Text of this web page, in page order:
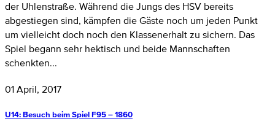
der Uhlenstraße. Während die Jungs des HSV bereits
abgestiegen sind, kämpfen die Gäste noch um jeden Punkt
um vielleicht doch noch den Klassenerhalt zu sichern. Das
Spiel begann sehr hektisch und beide Mannschaften
schenkten...
01 April, 2017
U14: Besuch beim Spiel F95 – 1860